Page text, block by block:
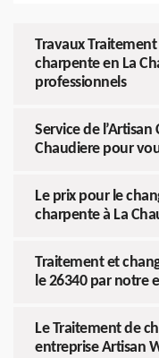
Travaux
charpente en La
professionnels
Service de
Chaudiere pour
Le prix pour le
charpente à La
Traitement et
le 26340 par notre
Le Traitement de
entreprise Artisan